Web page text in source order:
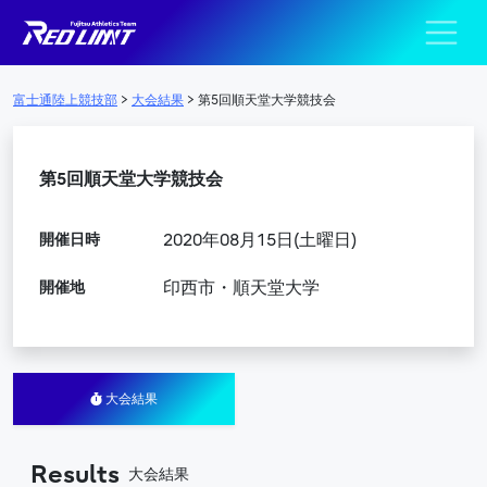
メインナビゲーション
陸上競技部 –
富士通陸上競技部 > 大会結果 > 第5回順天堂大学競技会
第5回順天堂大学競技会
開催日時 2020年08月15日(土曜日)
開催地 印西市・順天堂大学
大会結果
Results 大会結果